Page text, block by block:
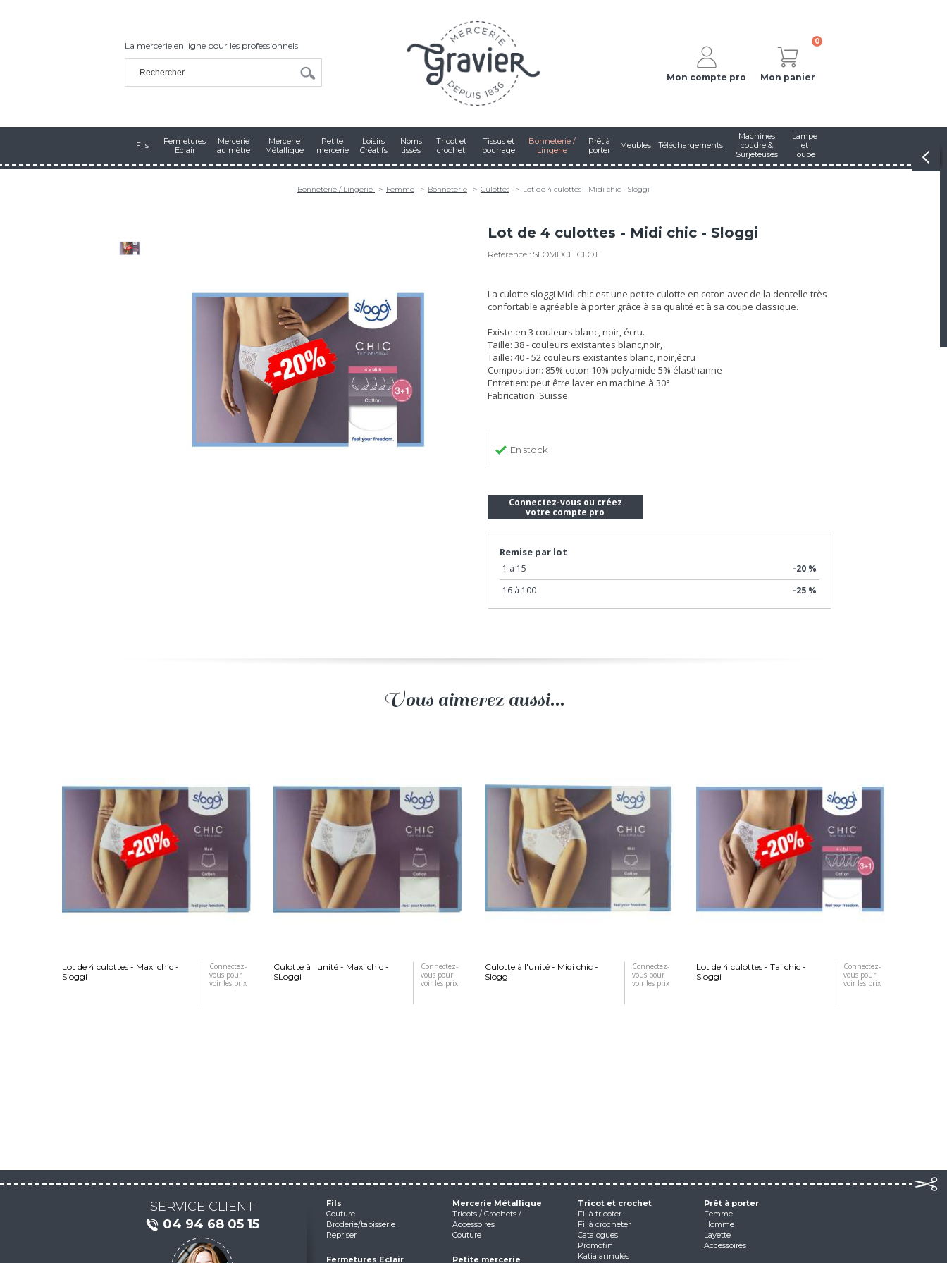
La mercerie en ligne pour les professionnels
Mon compte pro
0
Mon panier
Fils
Fermetures
Eclair
Mercerie
au mètre
Mercerie
Métallique
Petite
mercerie
Loisirs
Créatifs
Noms
tissés
Tricot et
crochet
Tissus et
bourrage
Bonneterie /
Lingerie
Prêt à
porter
Meubles Téléchargements
Machines
coudre &
Surjeteuses
Lampe
et
loupe
Bonneterie / Lingerie Femme Bonneterie Culottes Lot de 4 culottes - Midi chic - Sloggi
Lot de 4 culottes - Midi chic - Sloggi
Référence : SLOMDCHICLOT
La culotte sloggi Midi chic est une petite culotte en coton avec de la dentelle très
confortable agréable à porter grâce à sa qualité et à sa coupe classique.
Existe en 3 couleurs blanc, noir, écru.
Taille: 38 - couleurs existantes blanc,noir,
Taille: 40 - 52 couleurs existantes blanc, noir,écru
Composition: 85% coton 10% polyamide 5% élasthanne
Entretien: peut être laver en machine à 30°
Fabrication: Suisse
En stock
Connectez-vous ou créez
votre compte pro
Remise par lot
1 à 15
-20 %
16 à 100
-25 %
Vous aimerez aussi...
Lot de 4 culottes - Maxi chic -
Sloggi
Connectez-
vous pour
voir les prix
Culotte à l'unité - Maxi chic -
SLoggi
Connectez-
vous pour
voir les prix
Culotte à l'unité - Midi chic -
Sloggi
Connectez-
vous pour
voir les prix
Lot de 4 culottes - Tai chic -
Sloggi
Connectez-
vous pour
voir les prix
SERVICE CLIENT
04 94 68 05 15
Fils
Couture
Broderie/tapisserie
Repriser
Fermetures Eclair
Mercerie Métallique
Tricots / Crochets /
Accessoires
Couture
Petite mercerie
Tricot et crochet
Fil à tricoter
Fil à crocheter
Catalogues
Promofin
Katia annulés
Prêt à porter
Femme
Homme
Layette
Accessoires